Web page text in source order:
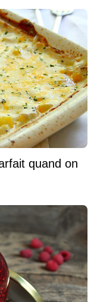
quand on